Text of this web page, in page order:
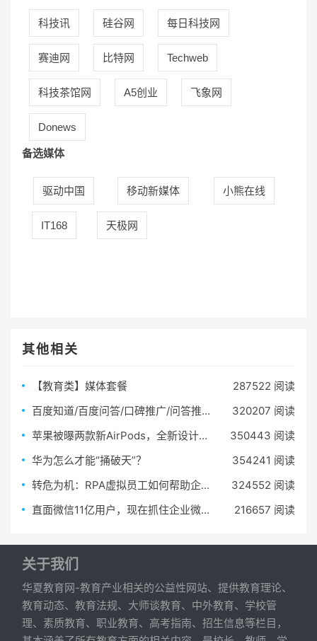
科技讯 硅谷网 每日科技网
赛迪网 比特网 Techweb
科技茶馆网 A5创业 飞象网
Donews
备选媒体
驱动中国 移动新媒体 小熊在线
IT168 天极网
其他相关
【教育类】媒体套餐
287522 阅读
百度知道/百度问答/口碑推广/问答推广/问答营销（100组）
320207 阅读
苹果被曝两款新AirPods，全新设计加入降噪功能，售价或超2000元
350443 阅读
华为怎么才能“捅破天”？
354241 阅读
转危为机：RPA虚拟员工如何帮助企业夺回失去的一个月？
324552 阅读
直面微信11亿用户，现在抓住企业微信的流量红利还来得及！
216657 阅读
关于我们
华夏教育网-教育产业相关的公益性网站、提供教育理论、
教育动态、教育法规、大师谈教育、中外教育、学校管
理、素质教育、职业教育、高考指南、招生信息等栏目，